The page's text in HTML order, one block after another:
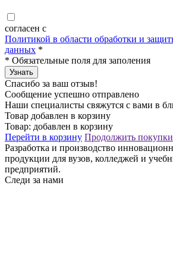
согласен с
Политикой в области обработки и
данных *
* Обязательные поля для заполения
Узнать
Спасибо за ваш отзыв!
Сообщение успешно отправлено
Наши специалисты свяжутся с вами в
Товар добавлен в корзину
Товар: добавлен в корзину
Перейти в корзину Продолжить покупки
Разработка и производство
продукции для вузов, колледжей и
предприятий.
Следи за нами